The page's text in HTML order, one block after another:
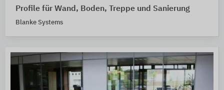
Profile für Wand, Boden, Treppe und Sanierung
Blanke Systems